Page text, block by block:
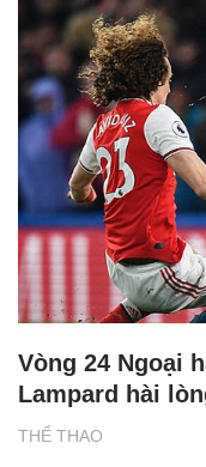
THỂ THAO
Vòng 24 Ngoại
Lampard hài